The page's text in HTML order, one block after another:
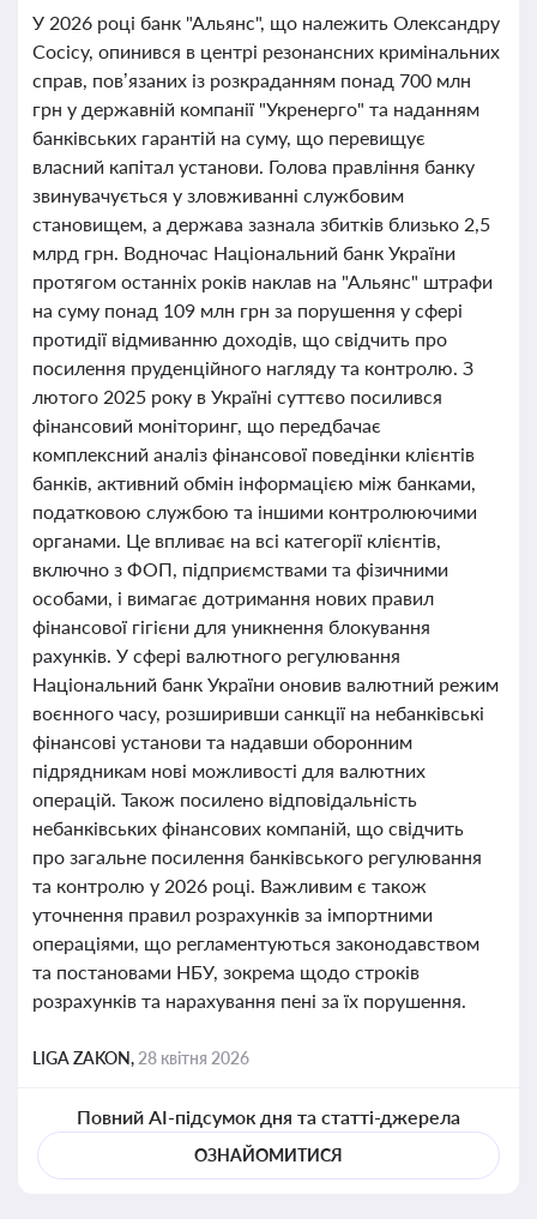
У 2026 році банк "Альянс", що належить Олександру
Сосісу, опинився в центрі резонансних кримінальних
справ, пов’язаних із розкраданням понад 700 млн
грн у державній компанії "Укренерго" та наданням
банківських гарантій на суму, що перевищує
власний капітал установи. Голова правління банку
звинувачується у зловживанні службовим
становищем, а держава зазнала збитків близько 2,5
млрд грн. Водночас Національний банк України
протягом останніх років наклав на "Альянс" штрафи
на суму понад 109 млн грн за порушення у сфері
протидії відмиванню доходів, що свідчить про
посилення пруденційного нагляду та контролю. З
лютого 2025 року в Україні суттєво посилився
фінансовий моніторинг, що передбачає
комплексний аналіз фінансової поведінки клієнтів
банків, активний обмін інформацією між банками,
податковою службою та іншими контролюючими
органами. Це впливає на всі категорії клієнтів,
включно з ФОП, підприємствами та фізичними
особами, і вимагає дотримання нових правил
фінансової гігієни для уникнення блокування
рахунків. У сфері валютного регулювання
Національний банк України оновив валютний режим
воєнного часу, розширивши санкції на небанківські
фінансові установи та надавши оборонним
підрядникам нові можливості для валютних
операцій. Також посилено відповідальність
небанківських фінансових компаній, що свідчить
про загальне посилення банківського регулювання
та контролю у 2026 році. Важливим є також
уточнення правил розрахунків за імпортними
операціями, що регламентуються законодавством
та постановами НБУ, зокрема щодо строків
розрахунків та нарахування пені за їх порушення.
LIGA ZAKON, 28 квітня 2026
Повний AI-підсумок дня та статті-джерела
ОЗНАЙОМИТИСЯ